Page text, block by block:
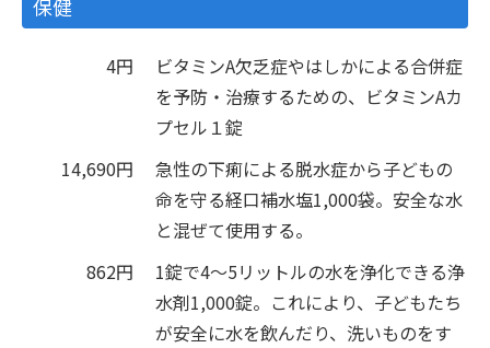
保健
4円
ビタミンA欠乏症やはしかによる合併症
を予防・治療するための、ビタミンAカ
プセル１錠
14,690円
急性の下痢による脱水症から子どもの
命を守る経口補水塩1,000袋。安全な水
と混ぜて使用する。
862円
1錠で4～5リットルの水を浄化できる浄
水剤1,000錠。これにより、子どもたち
が安全に水を飲んだり、洗いものをす